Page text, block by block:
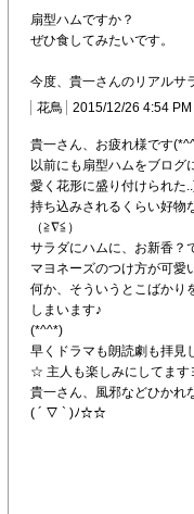
扇型ハムですか？
ぜひ食してみたいです。
今度、貴一さんのリアルサ
花鳥
2015/12/26 4:54 PM
貴一さん、お疲れ様です
以前にも扇型ハムをブログ
愛く花形に盛り付けられた
持ち込みされるくらい好物
（≧∇≦）
サラダにハムに、お新香？
マヨネーズのつけ方が可愛
何か、そういうとこばかり
しまいます♪
(*^^*)
早くドラマも朗読劇も拝見
☆ 主人も楽しみにしてます
貴一さん、風邪などひかれ
( ´ ▽ ` )ﾉ☆☆